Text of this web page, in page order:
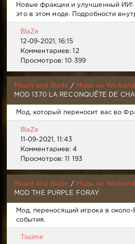
Новые фракции и улучшенный ИИ!
это в этом моде. Подробности
BlaZe
12-09-2021, 16:15
Комментариев: 12
Просмотров: 10 399
Mount and Blade /
Моды на Warband
MOD 1370 LA RECONQUÊTE DE
Мод, который переносит вас во
BlaZe
11-09-2021, 11:43
Комментариев: 4
Просмотров: 11 193
Mount and Blade /
Моды на Warband
MOD THE PURPLE FORAY
Мод, переносящий игрока в
события.
Tissimir